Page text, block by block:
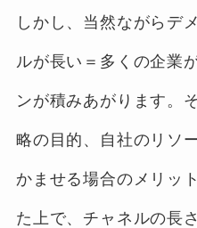
しかし、当然ながらデ
ルが長い＝多くの企業
ンが積みあがります。
略の目的、自社のリソ
かませる場合のメリッ
た上で、チャネルの長